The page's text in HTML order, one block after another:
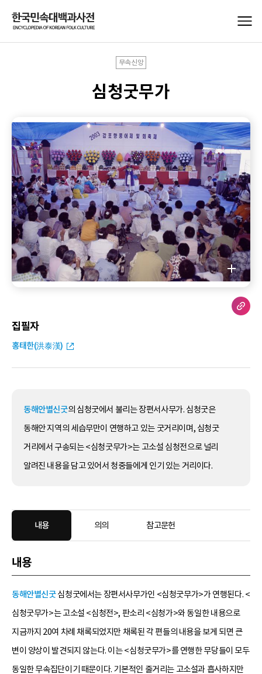
무속신앙
심청굿무가
집필자
홍태한(洪泰漢)
동해안별신굿의 심청굿에서 불리는 장편서사무가. 심청굿은
동해안 지역의 세습무만이 연행하고 있는 굿거리이며, 심청굿
거리에서 구송되는 <심청굿무가>는 고소설 심청전으로 널리
알려진 내용을 담고 있어서 청중들에게 인기 있는 거리이다.
내용 의의 참고문헌
내용
동해안별신굿심청굿에서는 장편서사무가인 <심청굿무가>가 연행된다. <
심청굿무가>는 고소설 <심청전>, 판소리 <심청가>와 동일한 내용으로
지금까지 20여 차례 채록되었지만 채록된 각 편들의 내용을 보게 되면 큰
변이 양상이 발견되지 않는다. 이는 <심청굿무가>를 연행한 무당들이 모두
동일한 무속집단이기 때문이다. 기본적인 줄거리는 고소설과 흡사하지만